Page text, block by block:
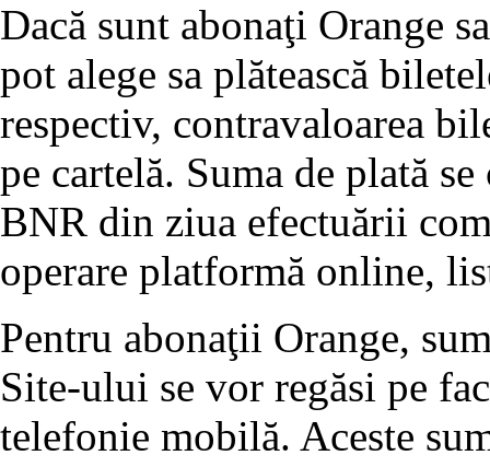
Dacă sunt abonaţi Orange
pot alege sa plătească
respectiv, contravaloarea
pe cartelă. Suma de plată
BNR din ziua efectuării
operare platformă online,
Pentru abonaţii Orange,
Site-ului se vor regăsi pe
telefonie mobilă. Aceste